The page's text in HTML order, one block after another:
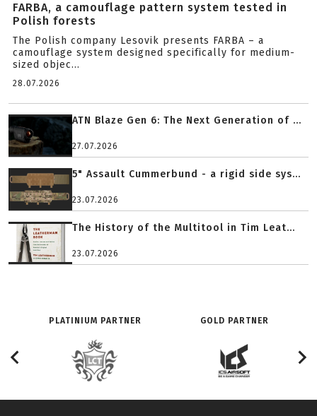
FARBA, a camouflage pattern system tested in
Polish forests
The Polish company Lesovik presents FARBA – a
camouflage system designed specifically for medium-
sized objec...
28.07.2026
ATN Blaze Gen 6: The Next Generation of ...
27.07.2026
5" Assault Cummerbund - a rigid side sys...
23.07.2026
The History of the Multitool in Tim Leat...
23.07.2026
PLATINIUM PARTNER GOLD PARTNER